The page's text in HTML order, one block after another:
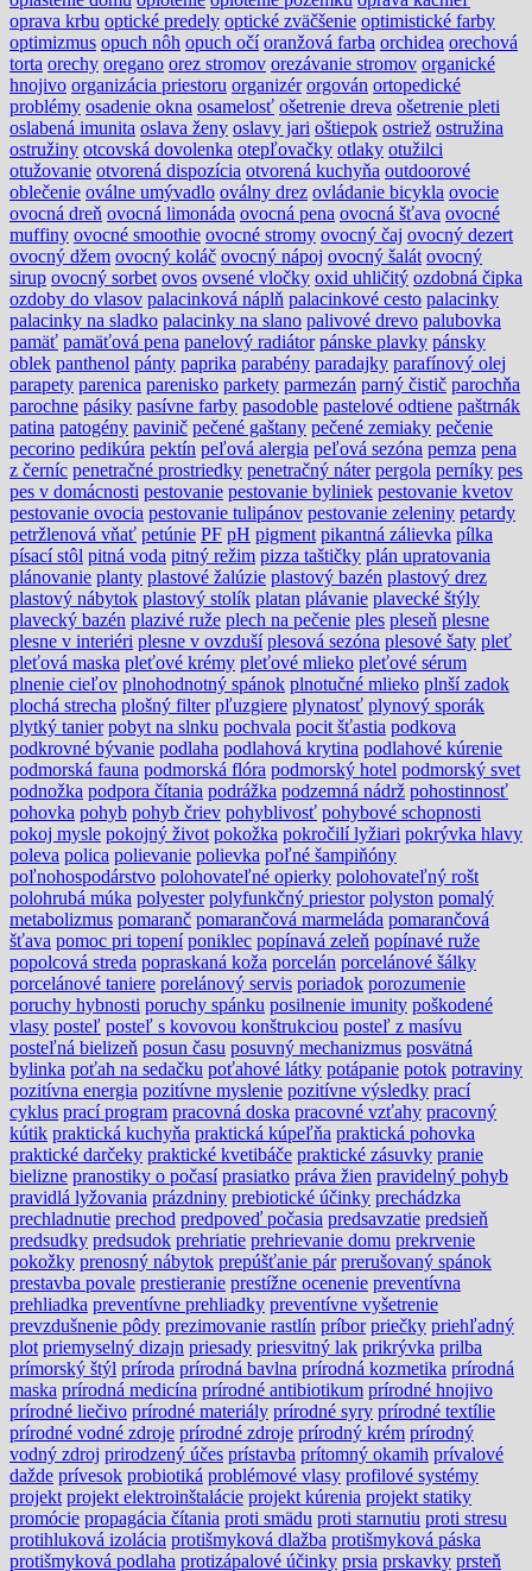
oprava krbu optické predely optické zväčšenie optimistické farby
optimizmus opuch nôh opuch očí oranžová farba orchidea orechová
torta orechy oregano orez stromov orezávanie stromov organické
hnojivo organizácia priestoru organizér orgován ortopedické
problémy osadenie okna osamelosť ošetrenie dreva ošetrenie pleti
oslabená imunita oslava ženy oslavy jari oštiepok ostriež ostružina
ostružiny otcovská dovolenka otepľovačky otlaky otužilci
otužovanie otvorená dispozícia otvorená kuchyňa outdoorové
oblečenie oválne umývadlo oválny drez ovládanie bicykla ovocie
ovocná dreň ovocná limonáda ovocná pena ovocná šťava ovocné
muffiny ovocné smoothie ovocné stromy ovocný čaj ovocný dezert
ovocný džem ovocný koláč ovocný nápoj ovocný šalát ovocný
sirup ovocný sorbet ovos ovsené vločky oxid uhličitý ozdobná čipka
ozdoby do vlasov palacinková náplň palacinkové cesto palacinky
palacinky na sladko palacinky na slano palivové drevo palubovka
pamäť pamäťová pena panelový radiátor pánske plavky pánsky
oblek panthenol pánty paprika parabény paradajky parafínový olej
parapety parenica parenisko parkety parmezán parný čistič parochňa
parochne pásiky pasívne farby pasodoble pastelové odtiene paštrnák
patina patogény pavinič pečené gaštany pečené zemiaky pečenie
pecorino pedikúra pektín peľová alergia peľová sezóna pemza pena
z černíc penetračné prostriedky penetračný náter pergola perníky pes
pes v domácnosti pestovanie pestovanie byliniek pestovanie kvetov
pestovanie ovocia pestovanie tulipánov pestovanie zeleniny petardy
petržlenová vňať petúnie PF pH pigment pikantná zálievka pílka
písací stôl pitná voda pitný režim pizza taštičky plán upratovania
plánovanie planty plastové žalúzie plastový bazén plastový drez
plastový nábytok plastový stolík platan plávanie plavecké štýly
plavecký bazén plazivé ruže plech na pečenie ples pleseň plesne
plesne v interiéri plesne v ovzduší plesová sezóna plesové šaty pleť
pleťová maska pleťové krémy pleťové mlieko pleťové sérum
plnenie cieľov plnohodnotný spánok plnotučné mlieko plnší zadok
plochá strecha plošný filter pľuzgiere plynatosť plynový sporák
plytký tanier pobyt na slnku pochvala pocit šťastia podkova
podkrovné bývanie podlaha podlahová krytina podlahové kúrenie
podmorská fauna podmorská flóra podmorský hotel podmorský svet
podnožka podpora čítania podrážka podzemná nádrž pohostinnosť
pohovka pohyb pohyb čriev pohyblivosť pohybové schopnosti
pokoj mysle pokojný život pokožka pokročilí lyžiari pokrývka hlavy
poleva polica polievanie polievka poľné šampiňóny
poľnohospodárstvo polohovateľné opierky polohovateľný rošt
polohrubá múka polyester polyfunkčný priestor polyston pomalý
metabolizmus pomaranč pomarančová marmeláda pomarančová
šťava pomoc pri topení poniklec popínavá zeleň popínavé ruže
popolcová streda popraskaná koža porcelán porcelánové šálky
porcelánové taniere porelánový servis poriadok porozumenie
poruchy hybnosti poruchy spánku posilnenie imunity poškodené
vlasy posteľ posteľ s kovovou konštrukciou posteľ z masívu
posteľná bielizeň posun času posuvný mechanizmus posvätná
bylinka poťah na sedačku poťahové látky potápanie potok potraviny
pozitívna energia pozitívne myslenie pozitívne výsledky prací
cyklus prací program pracovná doska pracovné vzťahy pracovný
kútik praktická kuchyňa praktická kúpeľňa praktická pohovka
praktické darčeky praktické kvetibáče praktické zásuvky pranie
bielizne pranostiky o počasí prasiatko práva žien pravidelný pohyb
pravidlá lyžovania prázdniny prebiotické účinky prechádzka
prechladnutie prechod predpoveď počasia predsavzatie predsieň
predsudky predsudok prehriatie prehrievanie domu prekrvenie
pokožky prenosný nábytok prepúšťanie pár prerušovaný spánok
prestavba povale prestieranie prestížne ocenenie preventívna
prehliadka preventívne prehliadky preventívne vyšetrenie
prevzdušnenie pôdy prezimovanie rastlín príbor priečky priehľadný
plot priemyselný dizajn priesady priesvitný lak prikrývka prilba
prímorský štýl príroda prírodná bavlna prírodná kozmetika prírodná
maska prírodná medicína prírodné antibiotikum prírodné hnojivo
prírodné liečivo prírodné materiály prírodné syry prírodné textílie
prírodné vodné zdroje prírodné zdroje prírodný krém prírodný
vodný zdroj prirodzený účes prístavba prítomný okamih prívalové
dažde prívesok probiotiká problémové vlasy profilové systémy
projekt projekt elektroinštalácie projekt kúrenia projekt statiky
promócie propagácia čítania proti smädu proti starnutiu proti stresu
protihluková izolácia protišmyková dlažba protišmyková páska
protišmyková podlaha protizápalové účinky prsia prskavky prsteň